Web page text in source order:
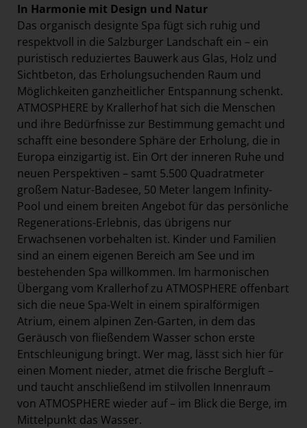
In Harmonie mit Design und Natur
Das organisch designte Spa fügt sich ruhig und
respektvoll in die Salzburger Landschaft ein – ein
puristisch reduziertes Bauwerk aus Glas, Holz und
Sichtbeton, das Erholungsuchenden Raum und
Möglichkeiten ganzheitlicher Entspannung schenkt.
ATMOSPHERE by Krallerhof hat sich die Menschen
und ihre Bedürfnisse zur Bestimmung gemacht und
schafft eine besondere Sphäre der Erholung, die in
Europa einzigartig ist. Ein Ort der inneren Ruhe und
neuen Perspektiven – samt 5.500 Quadratmeter
großem Natur-Badesee, 50 Meter langem Infinity-
Pool und einem breiten Angebot für das persönliche
Regenerations-Erlebnis, das übrigens nur
Erwachsenen vorbehalten ist. Kinder und Familien
sind an einem eigenen Bereich am See und im
bestehenden Spa willkommen. Im harmonischen
Übergang vom Krallerhof zu ATMOSPHERE offenbart
sich die neue Spa-Welt in einem spiralförmigen
Atrium, einem alpinen Zen-Garten, in dem das
Geräusch von fließendem Wasser schon erste
Entschleunigung bringt. Wer mag, lässt sich hier für
einen Moment nieder, atmet die frische Bergluft –
und taucht anschließend im stilvollen Innenraum
von ATMOSPHERE wieder auf – im Blick die Berge, im
Mittelpunkt das Wasser.